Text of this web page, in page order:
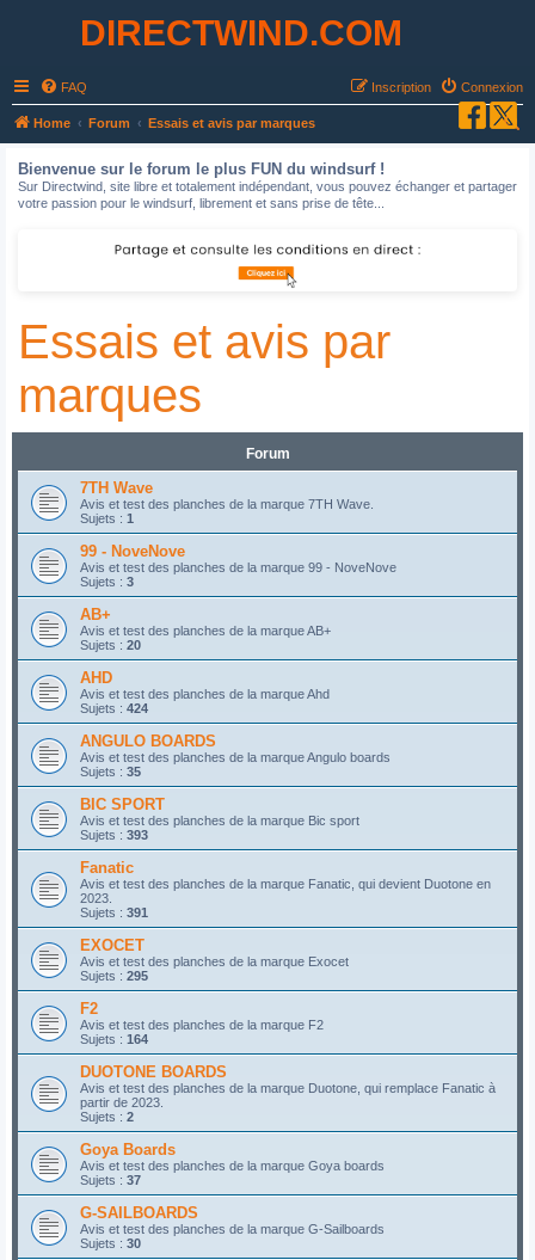
DIRECTWIND.COM
FAQ Connexion
Inscription
Home Forum Essais et avis par marques
Bienvenue sur le forum le plus FUN du windsurf !
Sur Directwind, site libre et totalement indépendant, vous pouvez échanger et partager
votre passion pour le windsurf, librement et sans prise de tête...
Essais et avis par
marques
Forum
7TH Wave
Avis et test des planches de la marque 7TH Wave.
Sujets : 1
99 - NoveNove
Avis et test des planches de la marque 99 - NoveNove
Sujets : 3
AB+
Avis et test des planches de la marque AB+
Sujets : 20
AHD
Avis et test des planches de la marque Ahd
Sujets : 424
ANGULO BOARDS
Avis et test des planches de la marque Angulo boards
Sujets : 35
BIC SPORT
Avis et test des planches de la marque Bic sport
Sujets : 393
Fanatic
Avis et test des planches de la marque Fanatic, qui devient Duotone en
2023.
Sujets : 391
EXOCET
Avis et test des planches de la marque Exocet
Sujets : 295
F2
Avis et test des planches de la marque F2
Sujets : 164
DUOTONE BOARDS
Avis et test des planches de la marque Duotone, qui remplace Fanatic à
partir de 2023.
Sujets : 2
Goya Boards
Avis et test des planches de la marque Goya boards
Sujets : 37
G-SAILBOARDS
Avis et test des planches de la marque G-Sailboards
Sujets : 30